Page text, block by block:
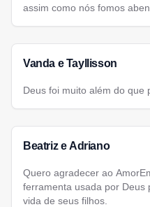
assim como nós fomos
Vanda e Tayllisson
Deus foi muito além do que
Beatriz e Adriano
Quero agradecer ao
ferramenta usada por Deus
vida de seus filhos.